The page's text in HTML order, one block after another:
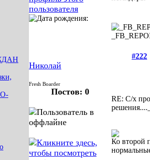
#222
Николай
Fresh Boarder
Постов: 0
RE: С/х
решения....
Ко второй